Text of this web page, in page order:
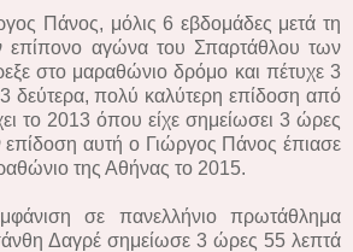
Πάνος, μόλις 6 εβδομάδες μετά τη
επίπονο αγώνα του Σπαρτάθλου των
στο μαραθώνιο δρόμο και πέτυχε 3
δεύτερα, πολύ καλύτερη επίδοση από
το 2013 όπου είχε σημείωσει 3 ώρες
επίδοση αυτή ο Γιώργος Πάνος έπιασε
της Αθήνας το 2015.
σε πανελλήνιο πρωτάθλημα
Δαγρέ σημείωσε 3 ώρες 55 λεπτά